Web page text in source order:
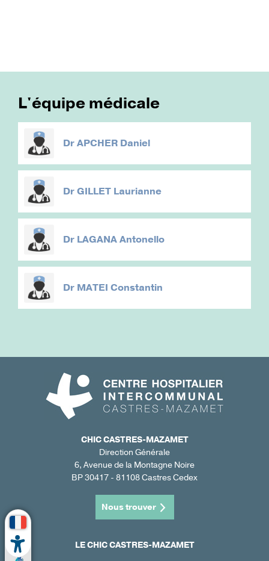
L'équipe médicale
DrAPCHER Daniel
DrGILLET Laurianne
Dr LAGANA Antonello
Dr MATEI Constantin
CHIC CASTRES-MAZAMET
Direction Générale
6, Avenue de la Montagne Noire
BP 30417 - 81108 Castres Cedex
Nous trouver
LE CHIC CASTRES-MAZAMET